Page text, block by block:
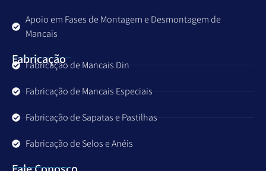
Apoio em Fases de Montagem e Desmontagem de
Mancais
Fabricação
Fabricação de Mancais Din
Fabricação de Mancais Especiais
Fabricação de Sapatas e Pastilhas
Fabricação de Selos e Anéis